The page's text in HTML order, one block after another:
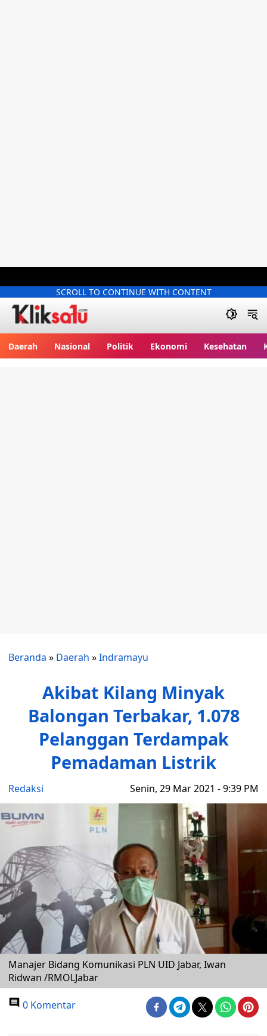
SCROLL TO CONTINUE WITH CONTENT
Daerah Nasional Politik Ekonomi Kesehatan
Beranda » Daerah »Indramayu
Akibat Kilang Minyak
Balongan Terbakar, 1.078
Pelanggan Terdampak
Pemadaman Listrik
Redaksi Senin, 29 Mar 2021 - 9:39 PM
Manajer Bidang Komunikasi PLN UID Jabar, Iwan
Ridwan /RMOLJabar
0 Komentar